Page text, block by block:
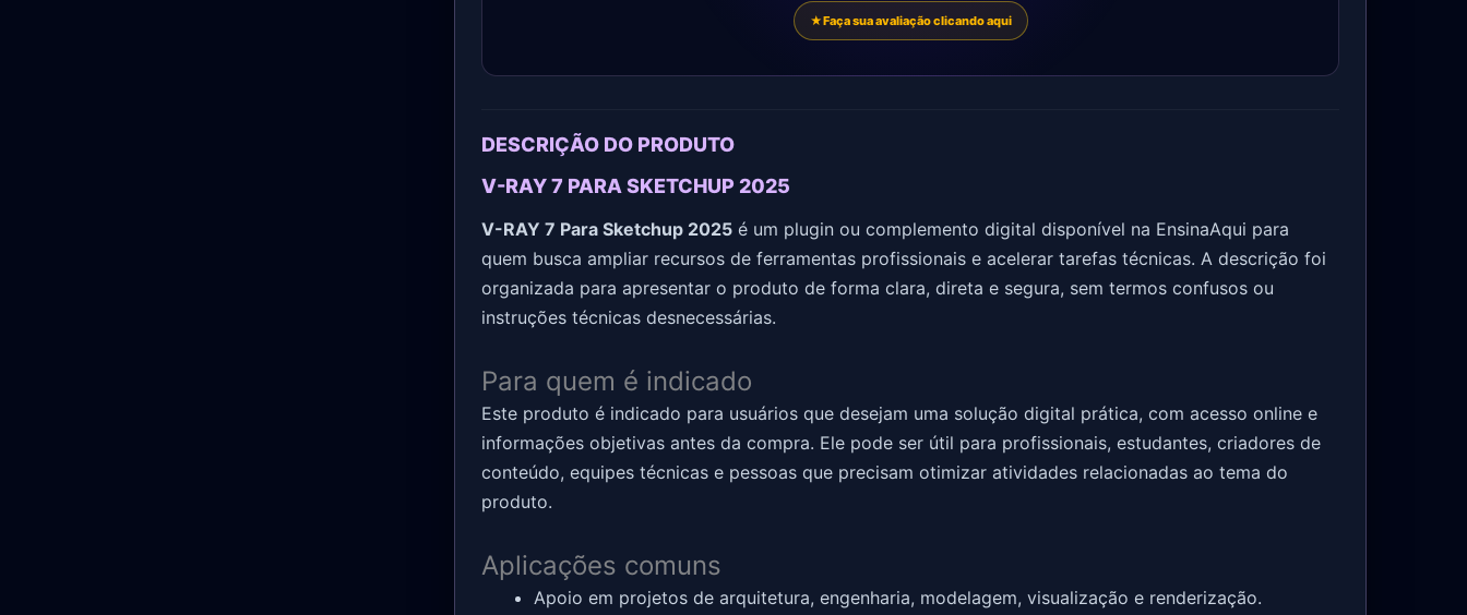
★Faça sua avaliação clicando aqui
DESCRIÇÃO DO PRODUTO
V-RAY 7 PARA SKETCHUP 2025
V-RAY 7 Para Sketchup 2025 é um plugin ou complemento digital disponível na EnsinaAqui para
quem busca ampliar recursos de ferramentas profissionais e acelerar tarefas técnicas. A descrição foi
organizada para apresentar o produto de forma clara, direta e segura, sem termos confusos ou
instruções técnicas desnecessárias.
Para quem é indicado
Este produto é indicado para usuários que desejam uma solução digital prática, com acesso online e
informações objetivas antes da compra. Ele pode ser útil para profissionais, estudantes, criadores de
conteúdo, equipes técnicas e pessoas que precisam otimizar atividades relacionadas ao tema do
produto.
Aplicações comuns
Apoio em projetos de arquitetura, engenharia, modelagem, visualização e renderização.